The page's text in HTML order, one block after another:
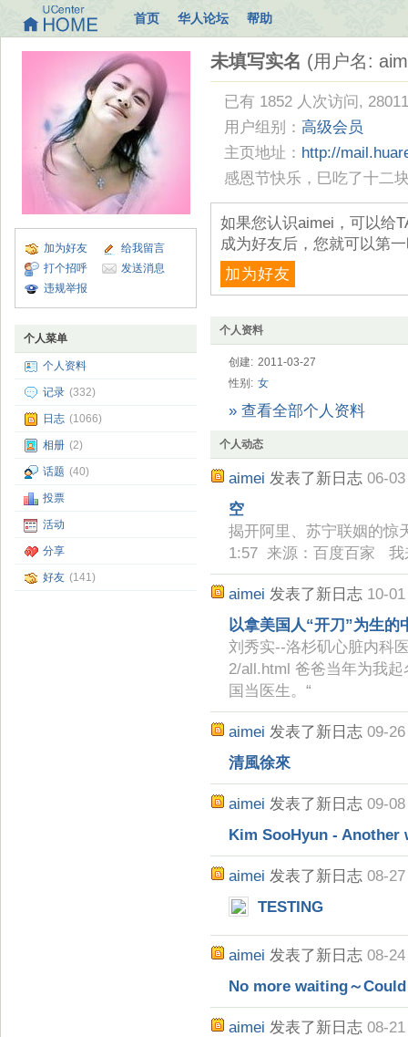
首页 华人论坛 帮助
加为好友
给我留言
打个招呼
发送消息
违规举报
个人菜单
个人资料
记录 (332)
日志 (1066)
相册 (2)
话题 (40)
投票
活动
分享
好友 (141)
未填写实名 (用户名:
已有 1852 人次访问,
用户组别： 高级会员
主页地址： http://
感恩节快乐，巳吃了十二
如果您认识aimei，可以给
成为好友后，您就可以第
加为好友
个人资料
创建: 2011-03-27
性别: 女
» 查看全部个人资料
个人动态
aimei 发表了新日志 06-
空
揭开阿里、苏宁联姻的
1:57 来源：百度百家
aimei 发表了新日志 10-
以拿美国人“开刀”为生的
刘秀实--洛杉矶心脏内科
2/all.html 爸爸当年为我
国当医生。“
aimei 发表了新日志 09-
清風徐來
aimei 发表了新日志 09-
Kim SooHyun - Another
aimei 发表了新日志 08-
TESTING
aimei 发表了新日志 08-
No more waiting～
aimei 发表了新日志 08-